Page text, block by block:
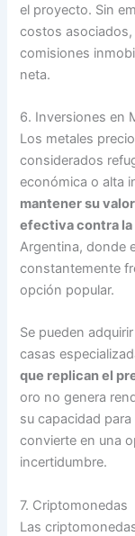
el proyecto. Sin
costos
comisiones
neta.
6. Inversiones en
Los metales
considerados
económica o alta
mantener su
efectiva contra la
Argentina, donde
constantemente
opción popular.
Se pueden
casas
que replican el
oro no genera
su capacidad
convierte en una
incertidumbre.
7. Criptomonedas
Las